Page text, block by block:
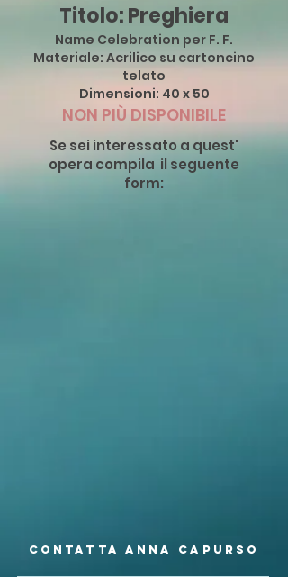
Titolo: Preghiera
Name Celebration per F. F.
Materiale: Acrilico su cartoncino
telato
Dimensioni: 40 x 50
NON PIÙ DISPONIBILE
Se sei interessato a quest'
opera compila il seguente
form:
Contatta Anna Capurso